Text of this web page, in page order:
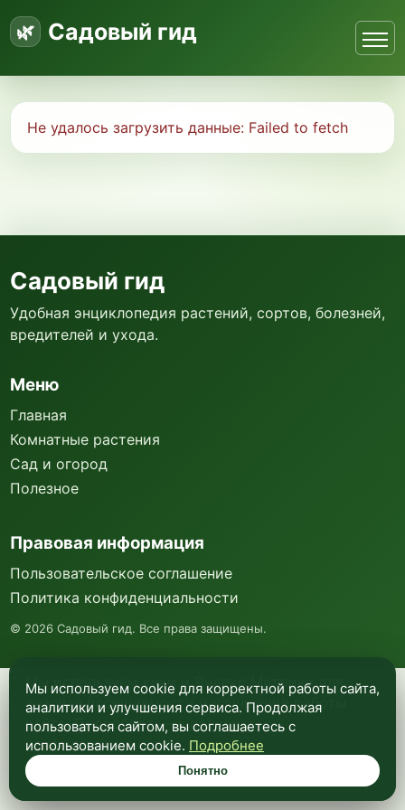
Садовый гид
Не удалось загрузить данные: Failed to fetch
Мы используем куки и Яндекс Метрику для
анализа посещаемости и улучшения работы
сайта. Подробнее —в политике
конфиденциальности.
Понятно
Садовый гид
Удобная энциклопедия растений, сортов, болезней,
вредителей и ухода.
Меню
Главная
Комнатные растения
Сад и огород
Полезное
Правовая информация
Пользовательское соглашение
Политика конфиденциальности
© 2026 Садовый гид. Все права защищены.
Мы используем cookie для корректной работы сайта,
аналитики и улучшения сервиса. Продолжая
пользоваться сайтом, вы соглашаетесь с
использованием cookie. Подробнее
Понятно